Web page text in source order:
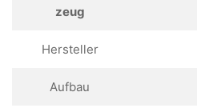
zeug
Hersteller
Aufbau